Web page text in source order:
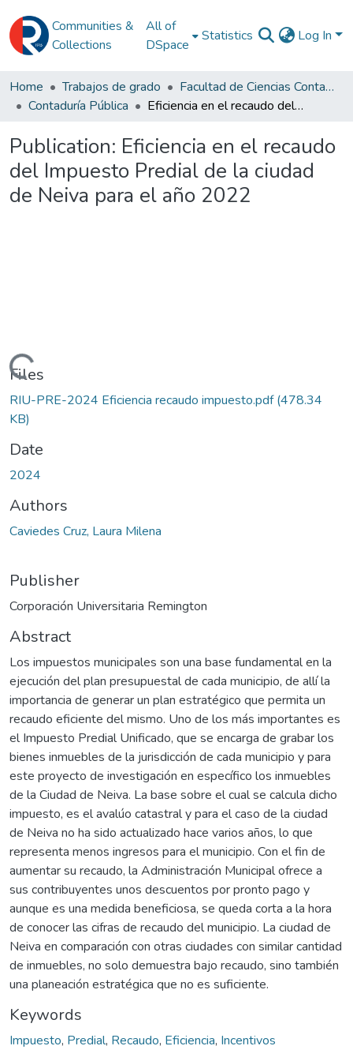
Communities &
Collections
All of
DSpace
Statistics Log In
Home Trabajos de grado
Facultad de Ciencias Contables
Contaduría Pública
Eficiencia en el recaudo del Impuesto Predial de la ciudad de Neiva para el año 2022
Publication: Eficiencia en el recaudo
del Impuesto Predial de la ciudad
de Neiva para el año 2022
Loading...
Files
RIU-PRE-2024 Eficiencia recaudo impuesto.pdf(478.34
KB)
Date
2024
Authors
Caviedes Cruz, Laura Milena
Publisher
Corporación Universitaria Remington
Abstract
Los impuestos municipales son una base fundamental en la
ejecución del plan presupuestal de cada municipio, de allí la
importancia de generar un plan estratégico que permita un
recaudo eficiente del mismo. Uno de los más importantes es
el Impuesto Predial Unificado, que se encarga de grabar los
bienes inmuebles de la jurisdicción de cada municipio y para
este proyecto de investigación en específico los inmuebles
de la Ciudad de Neiva. La base sobre el cual se calcula dicho
impuesto, es el avalúo catastral y para el caso de la ciudad
de Neiva no ha sido actualizado hace varios años, lo que
representa menos ingresos para el municipio. Con el fin de
aumentar su recaudo, la Administración Municipal ofrece a
sus contribuyentes unos descuentos por pronto pago y
aunque es una medida beneficiosa, se queda corta a la hora
de conocer las cifras de recaudo del municipio. La ciudad de
Neiva en comparación con otras ciudades con similar cantidad
de inmuebles, no solo demuestra bajo recaudo, sino también
una planeación estratégica que no es suficiente.
Keywords
Impuesto, Predial, Recaudo, Eficiencia, Incentivos